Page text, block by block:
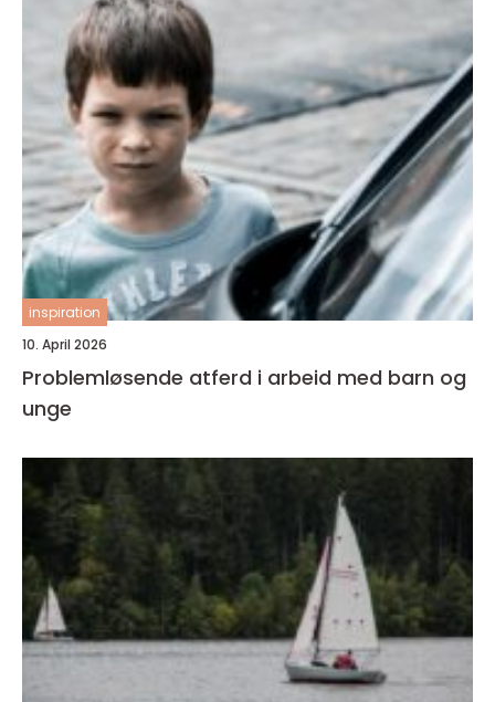
inspiration
10. April 2026
Problemløsende atferd i arbeid med barn og
unge